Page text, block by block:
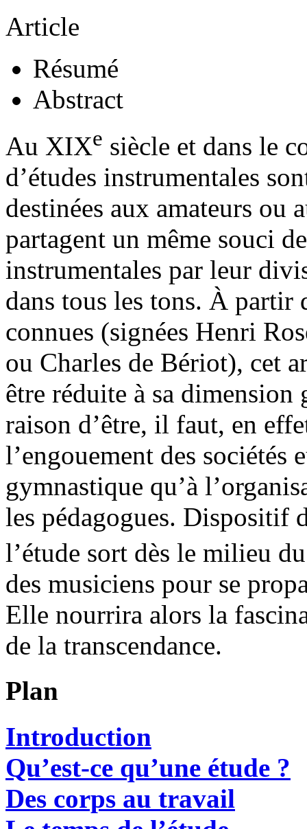
Article
Résumé
Abstract
Au XIXe siècle et dans le
d’études instrumentales
destinées aux amateurs ou
partagent un même souci
instrumentales par leur
dans tous les tons. À partir
connues (signées Henri
ou Charles de Bériot), cet
être réduite à sa dimension
raison d’être, il faut, en
l’engouement des sociétés
gymnastique qu’à
les pédagogues. Dispositif
l’étude sort dès le milieu
des musiciens pour se
Elle nourrira alors la
de la transcendance.
Plan
Introduction
Qu’est-ce qu’une étude ?
Des corps au travail